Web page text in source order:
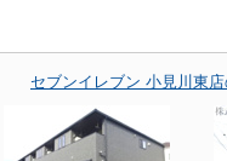
セブンイレブン 小見川東